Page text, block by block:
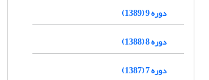
دوره 9 (1389)
دوره 8 (1388)
دوره 7 (1387)